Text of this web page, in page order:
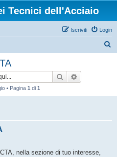
Tecnici dell'Acciaio
Login
Iscriviti
Cerca
• Pagina 1 di 1
nella sezione di tuo interesse,